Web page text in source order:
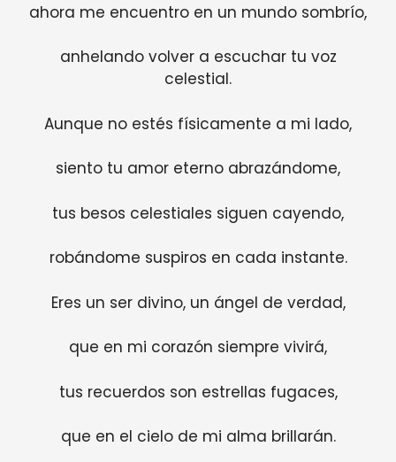
ahora me encuentro en un mundo sombrío,
anhelando volver a escuchar tu voz
celestial.
Aunque no estés físicamente a mi lado,
siento tu amor eterno abrazándome,
tus besos celestiales siguen cayendo,
robándome suspiros en cada instante.
Eres un ser divino, un ángel de verdad,
que en mi corazón siempre vivirá,
tus recuerdos son estrellas fugaces,
que en el cielo de mi alma brillarán.